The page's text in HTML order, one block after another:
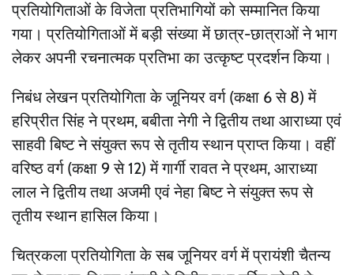
प्रतियोगिताओं के विजेता प्रतिभागियों को सम्मानित किया
गया। प्रतियोगिताओं में बड़ी संख्या में छात्र-छात्राओं ने भाग
लेकर अपनी रचनात्मक प्रतिभा का उत्कृष्ट प्रदर्शन किया।
निबंध लेखन प्रतियोगिता के जूनियर वर्ग (कक्षा 6 से 8) में
हरिप्रीत सिंह ने प्रथम, बबीता नेगी ने द्वितीय तथा आराध्या एवं
साहवी बिष्ट ने संयुक्त रूप से तृतीय स्थान प्राप्त किया। वहीं
वरिष्ठ वर्ग (कक्षा 9 से 12) में गार्गी रावत ने प्रथम, आराध्या
लाल ने द्वितीय तथा अजमी एवं नेहा बिष्ट ने संयुक्त रूप से
तृतीय स्थान हासिल किया।
चित्रकला प्रतियोगिता के सब जूनियर वर्ग में प्रायंशी चैतन्य